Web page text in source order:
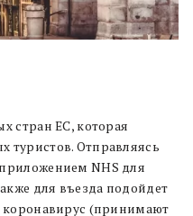
стран ЕС, которая
туристов. Отправляясь
NHS для
для въезда подойдет
коронавирус (принимают